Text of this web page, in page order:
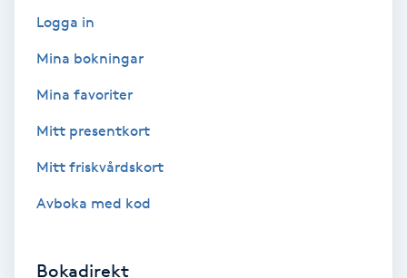
Eyeliner-tatuering
Face framing
Faceliftmassage
Fet hårbotten
Logga in
Mina bokningar
Mina favoriter
Mitt presentkort
Mitt friskvårdskort
Avboka med kod
Bokadirekt